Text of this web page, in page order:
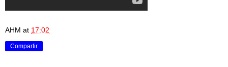
AHM at 17:02
Compartir